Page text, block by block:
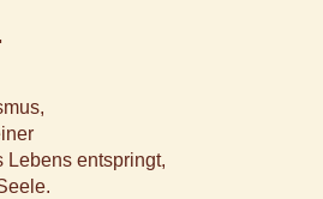
entspringt,